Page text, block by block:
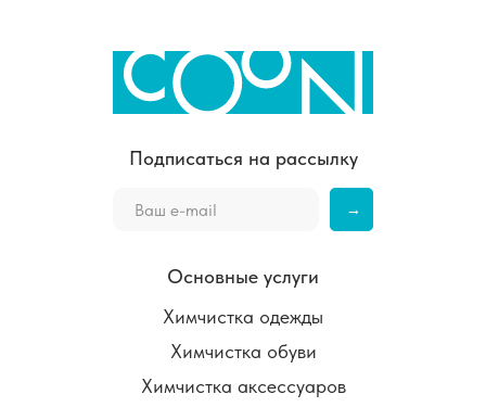
Химчистка одежды
Химчистка обуви
Химчистка аксессуаров
Основные услуги
→
Подписаться на рассылку